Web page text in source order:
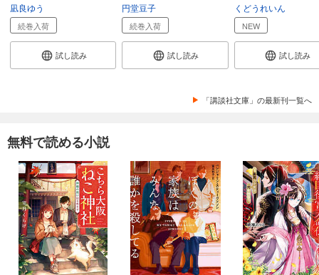
凪良ゆう
続巻入荷
試し読み
円堂豆子
続巻入荷
試し読み
くどうれいん
NEW
試し読み
「講談社文庫」の最新刊一覧へ
無料で読める小説